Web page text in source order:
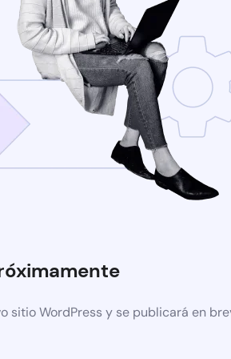
sitio WordPress y se publicará en